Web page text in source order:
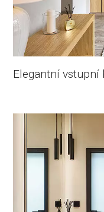
Elegantní vstupní